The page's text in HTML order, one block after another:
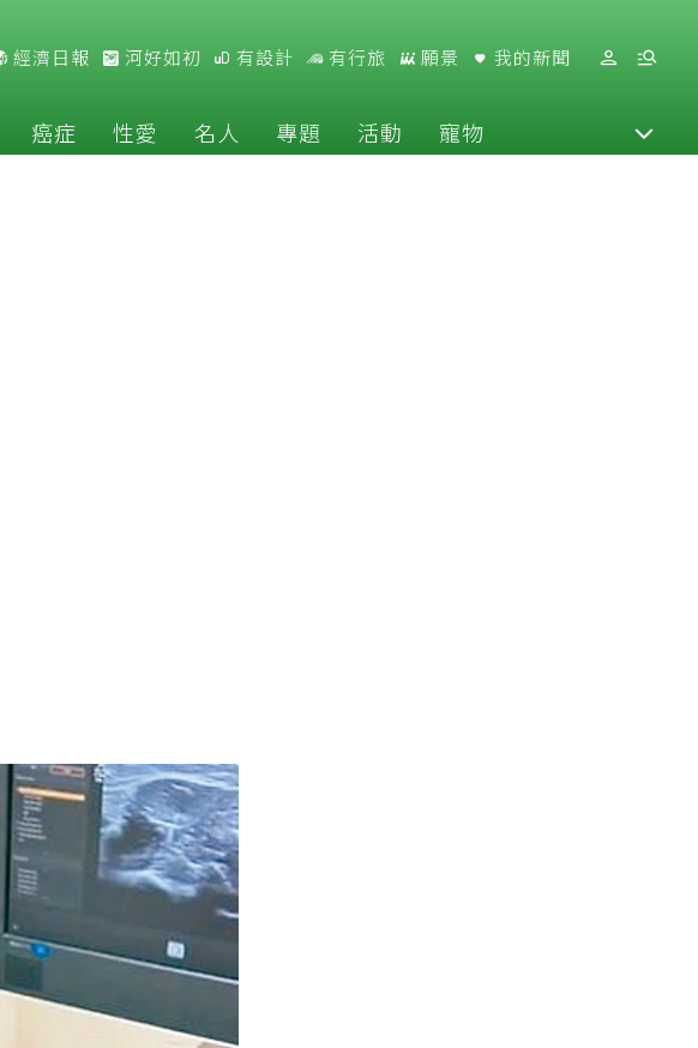
經濟日報 河好如初 有設計 有行旅 願景 我的新聞
癌症 性愛 名人 專題 活動 寵物